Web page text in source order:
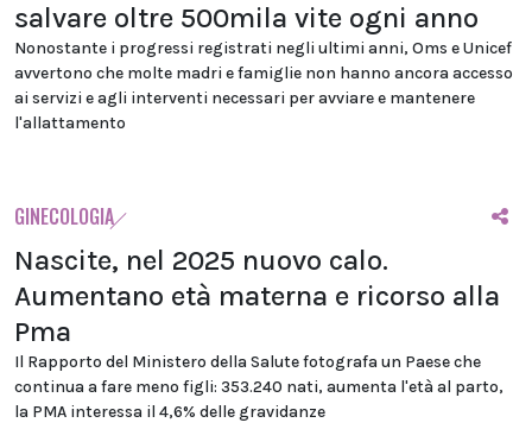
salvare oltre 500mila vite ogni anno
Nonostante i progressi registrati negli ultimi anni, Oms e Unicef
avvertono che molte madri e famiglie non hanno ancora accesso
ai servizi e agli interventi necessari per avviare e mantenere
l'allattamento
GINECOLOGIA
Nascite, nel 2025 nuovo calo.
Aumentano età materna e ricorso alla
Pma
Il Rapporto del Ministero della Salute fotografa un Paese che
continua a fare meno figli: 353.240 nati, aumenta l'età al parto,
la PMA interessa il 4,6% delle gravidanze